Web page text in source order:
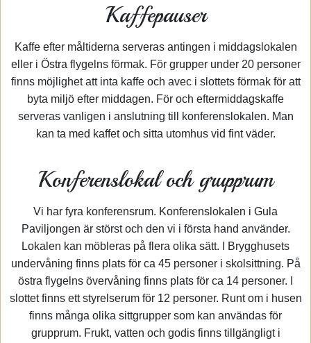
Kaffepauser
Kaffe efter måltiderna serveras antingen i middagslokalen
eller i Östra flygelns förmak. För grupper under 20 personer
finns möjlighet att inta kaffe och avec i slottets förmak för att
byta miljö efter middagen. För och eftermiddagskaffe
serveras vanligen i anslutning till konferenslokalen. Man
kan ta med kaffet och sitta utomhus vid fint väder.
Konferenslokal och grupprum
Vi har fyra konferensrum. Konferenslokalen i Gula
Paviljongen är störst och den vi i första hand använder.
Lokalen kan möbleras på flera olika sätt. I Brygghusets
undervåning finns plats för ca 45 personer i skolsittning. På
östra flygelns övervåning finns plats för ca 14 personer. I
slottet finns ett styrelserum för 12 personer. Runt om i husen
finns många olika sittgrupper som kan användas för
grupprum. Frukt, vatten och godis finns tillgängligt i